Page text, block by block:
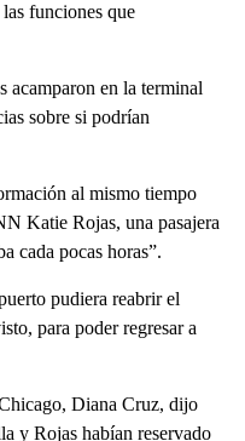
funciones que
acamparon en la terminal
sobre si podrían
al mismo tiempo
Katie Rojas, una pasajera
cada pocas horas”.
pudiera reabrir el
para poder regresar a
Diana Cruz, dijo
y Rojas habían reservado